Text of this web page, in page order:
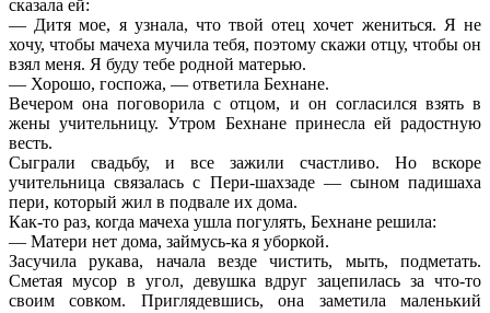
сказала ей:
— Дитя мое, я узнала, что твой отец хочет жениться. Я не
хочу, чтобы мачеха мучила тебя, поэтому скажи отцу, чтобы он
взял меня. Я буду тебе родной матерью.
— Хорошо, госпожа, — ответила Бехнане.
Вечером она поговорила с отцом, и он согласился взять в
жены учительницу. Утром Бехнане принесла ей радостную
весть.
Сыграли свадьбу, и все зажили счастливо. Но вскоре
учительница связалась с Пери-шахзаде — сыном падишаха
пери, который жил в подвале их дома.
Как-то раз, когда мачеха ушла погулять, Бехнане решила:
— Матери нет дома, займусь-ка я уборкой.
Засучила рукава, начала везде чистить, мыть, подметать.
Сметая мусор в угол, девушка вдруг зацепилась за что-то
своим совком. Приглядевшись, она заметила маленький